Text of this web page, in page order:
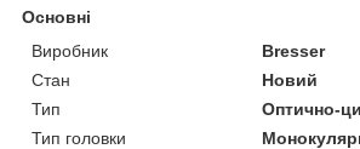
Основні
Виробник
Bresser
Стан
Новий
Тип
Оптично-
Тип головки